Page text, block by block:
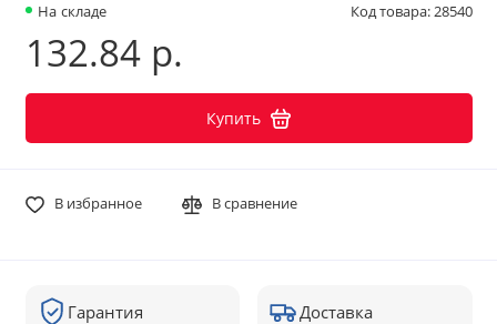
На складе Код товара: 28540
132.84 р.
Купить
В избранное В сравнение
Гарантия Доставка